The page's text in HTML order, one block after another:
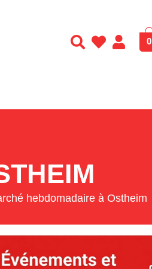
0
hebdomadaire à Ostheim